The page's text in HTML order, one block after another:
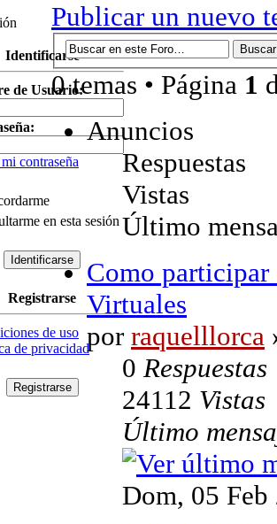
Identificarse
de Usuario:
contraseña
en esta sesión
Registrarse
de uso
de privacidad
Publicar un nuevo
0 temas • Página 1
Anuncios
Respuestas
Vistas
Último
Como participar
Virtuales
por raquelllorca
0 Respuestas
24112 Vistas
Último
Dom, 05